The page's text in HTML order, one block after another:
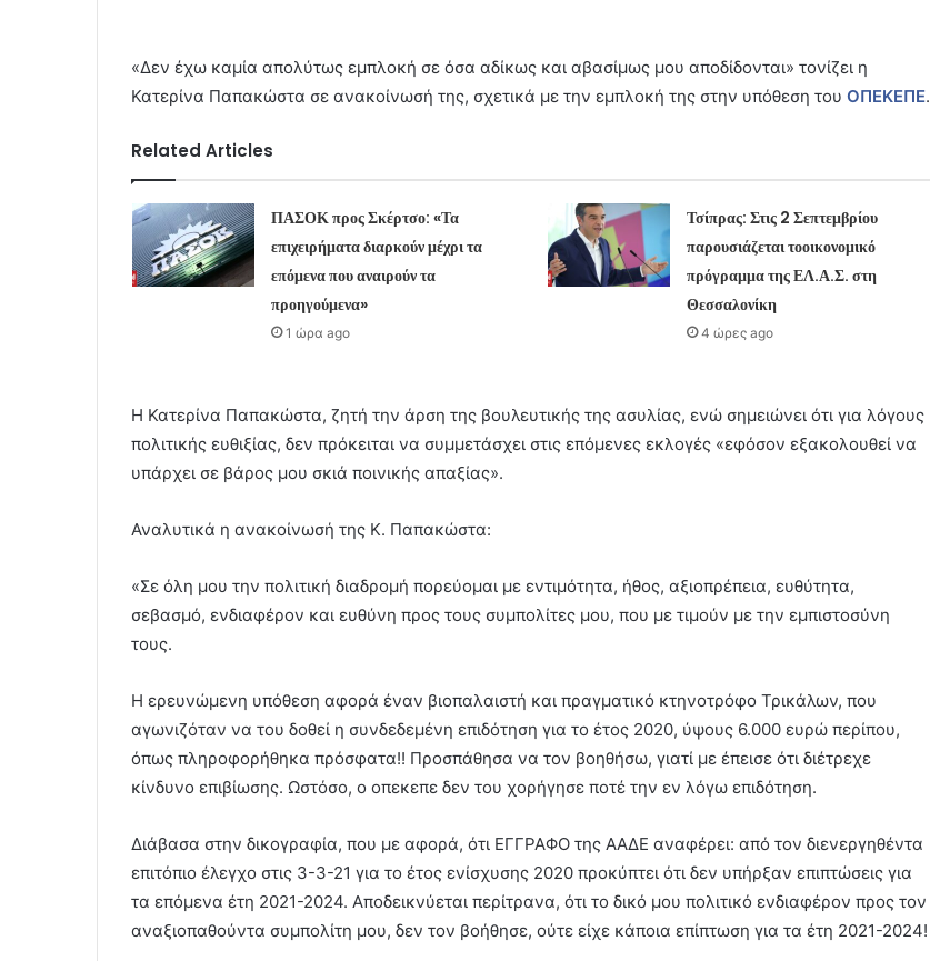
«Δεν έχω καμία απολύτως εμπλοκή σε όσα αδίκως και αβασίμως μου αποδίδονται» τονίζει η
Κατερίνα Παπακώστα σε ανακοίνωσή της, σχετικά με την εμπλοκή της στην υπόθεση του ΟΠΕΚΕΠΕ.
Related Articles
ΠΑΣΟΚ προς Σκέρτσο: «Τα
επιχειρήματα διαρκούν μέχρι τα
επόμενα που αναιρούν τα
προηγούμενα»
1 ώρα ago
Τσίπρας: Στις 2 Σεπτεμβρίου
παρουσιάζεται τοοικονομικό
πρόγραμμα της ΕΛ.Α.Σ. στη
Θεσσαλονίκη
4 ώρες ago
Η Κατερίνα Παπακώστα, ζητή την άρση της βουλευτικής της ασυλίας, ενώ σημειώνει ότι για λόγους
πολιτικής ευθιξίας, δεν πρόκειται να συμμετάσχει στις επόμενες εκλογές «εφόσον εξακολουθεί να
υπάρχει σε βάρος μου σκιά ποινικής απαξίας».
Αναλυτικά η ανακοίνωσή της Κ. Παπακώστα:
«Σε όλη μου την πολιτική διαδρομή πορεύομαι με εντιμότητα, ήθος, αξιοπρέπεια, ευθύτητα,
σεβασμό, ενδιαφέρον και ευθύνη προς τους συμπολίτες μου, που με τιμούν με την εμπιστοσύνη
τους.
Η ερευνώμενη υπόθεση αφορά έναν βιοπαλαιστή και πραγματικό κτηνοτρόφο Τρικάλων, που
αγωνιζόταν να του δοθεί η συνδεδεμένη επιδότηση για το έτος 2020, ύψους 6.000 ευρώ περίπου,
όπως πληροφορήθηκα πρόσφατα!! Προσπάθησα να τον βοηθήσω, γιατί με έπεισε ότι διέτρεχε
κίνδυνο επιβίωσης. Ωστόσο, ο οπεκεπε δεν του χορήγησε ποτέ την εν λόγω επιδότηση.
Διάβασα στην δικογραφία, που με αφορά, ότι ΕΓΓΡΑΦΟ της ΑΑΔΕ αναφέρει: από τον διενεργηθέντα
επιτόπιο έλεγχο στις 3-3-21 για το έτος ενίσχυσης 2020 προκύπτει ότι δεν υπήρξαν επιπτώσεις για
τα επόμενα έτη 2021-2024. Αποδεικνύεται περίτρανα, ότι το δικό μου πολιτικό ενδιαφέρον προς τον
αναξιοπαθούντα συμπολίτη μου, δεν τον βοήθησε, ούτε είχε κάποια επίπτωση για τα έτη 2021-2024!